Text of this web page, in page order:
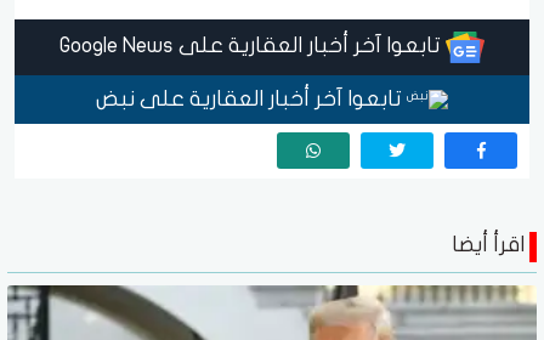
تابعوا آخر أخبار العقارية على Google News
تابعوا آخر أخبار العقارية على نبض
اقرأ أيضا